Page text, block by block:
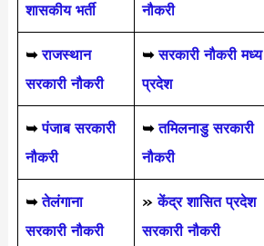
शासकीय भर्ती
नौकरी
➥ राजस्थान
सरकारी नौकरी
➥सरकारी नौकरी मध्य
प्रदेश
➥ पंजाब सरकारी
नौकरी
➥ तमिलनाडु सरकारी
नौकरी
➥तेलंगाना
सरकारी नौकरी
»केंद्र शासित प्रदेश
सरकारी नौकरी